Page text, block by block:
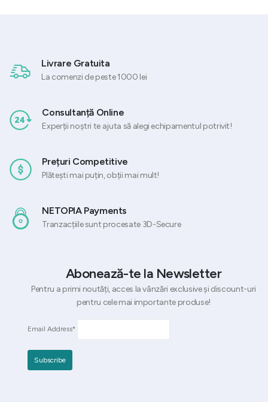
Livrare Gratuita
La comenzi de peste 1000 lei
Consultanță Online
Experții noștri te ajuta să alegi echipamentul potrivit!
Prețuri Competitive
Plătești mai puțin, obții mai mult!
NETOPIA Payments
Tranzacțiile sunt procesate 3D-Secure
Abonează-te la Newsletter
Pentru a primi noutăți, acces la vânzări exclusive și discount-uri
pentru cele mai importante produse!
Email Address*